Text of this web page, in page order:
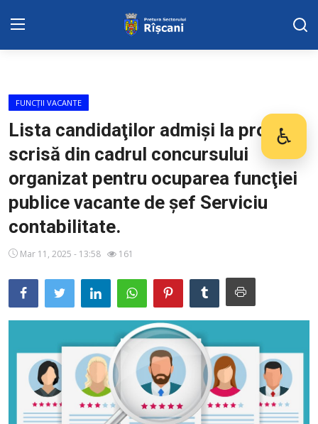
♿
Adresa: str. Kiev 3 | tel: +373 (22) 44 10
98 | mail: pretura.riscani@gmail.com
SERVICII SECTOR
Harta sect. Riscani
ADMINISTRAŢIA
Transparența
Proiecte
Sectorul Rîșcani
Căutați pe Internet
FUNCȚII VACANTE
Lista candidaţilor admişi la proba
scrisă din cadrul concursului
organizat pentru ocuparea funcţiei
publice vacante de șef Serviciu
contabilitate.
Mar 11, 2025 - 13:58 161